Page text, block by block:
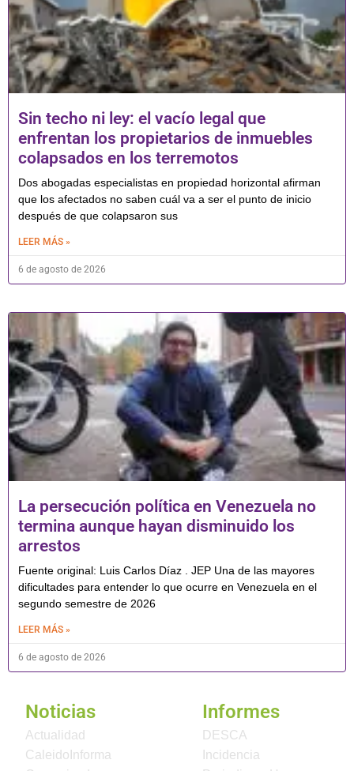
Sin techo ni ley: el vacío legal que
enfrentan los propietarios de inmuebles
colapsados en los terremotos
Dos abogadas especialistas en propiedad horizontal afirman
que los afectados no saben cuál va a ser el punto de inicio
después de que colapsaron sus
LEER MÁS »
6 de agosto de 2026
La persecución política en Venezuela no
termina aunque hayan disminuido los
arrestos
Fuente original: Luis Carlos Díaz . JEP Una de las mayores
dificultades para entender lo que ocurre en Venezuela en el
segundo semestre de 2026
LEER MÁS »
6 de agosto de 2026
Noticias
Actualidad
CaleidoInforma
Informes
DESCA
Incidencia